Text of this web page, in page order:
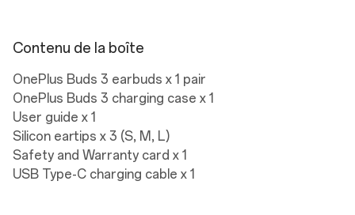
Contenu de la boîte
OnePlus Buds 3 earbuds x 1 pair
OnePlus Buds 3 charging case x 1
User guide x 1
Silicon eartips x 3 (S, M, L)
Safety and Warranty card x 1
USB Type-C charging cable x 1